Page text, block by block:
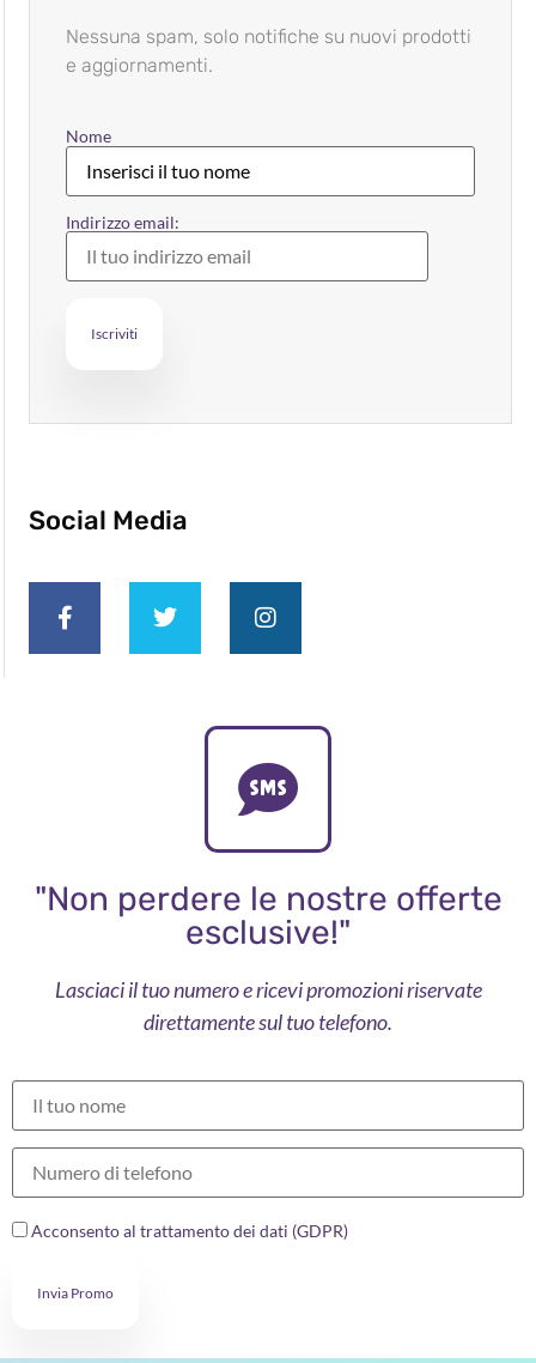
Nessuna spam, solo notifiche su nuovi prodotti
e aggiornamenti.
Nome
Indirizzo email:
Social Media
"Non perdere le nostre offerte
esclusive!"
Lasciaci il tuo numero e ricevi promozioni riservate
direttamente sul tuo telefono.
Acconsento al trattamento dei dati (GDPR)
Invia Promo